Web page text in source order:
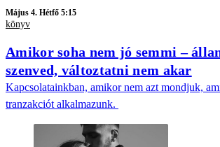
Május 4. Hétfő 5:15
könyv
Amikor soha nem jó semmi –
szenved, változtatni nem akar
Kapcsolatainkban, amikor nem azt mondjuk,
tranzakciót alkalmazunk.